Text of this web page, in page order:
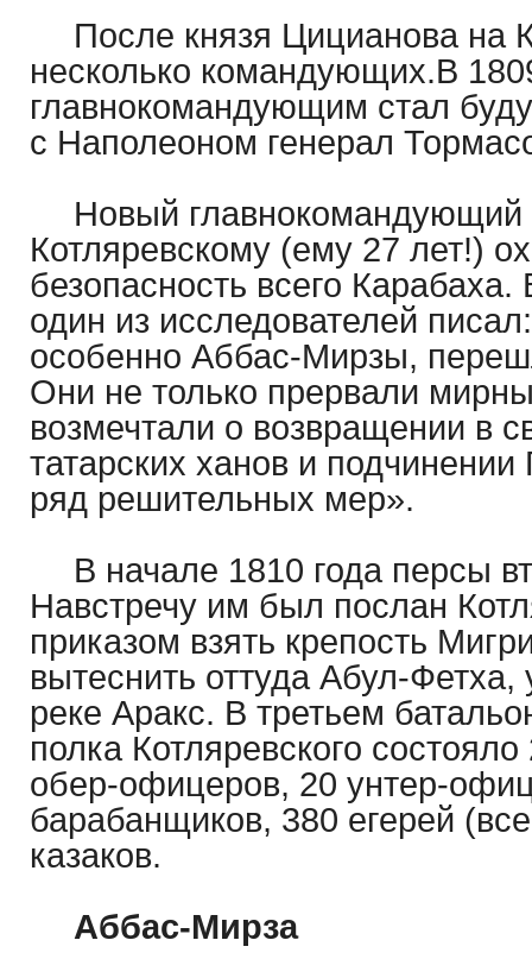
После князя Цицианова на
несколько командующих.В
главнокомандующим стал
с Наполеоном генерал
Новый главнокомандующий
Котляревскому (ему 27 лет!)
безопасность всего
один из исследователей
особенно Аббас-Мирзы,
Они не только прервали
возмечтали о возвращении в
татарских ханов и
ряд решительных мер».
В начале 1810 года персы
Навстречу им был послан
приказом взять крепость
вытеснить оттуда Абул-Фетха,
реке Аракс. В третьем
полка Котляревского
обер-офицеров, 20 унтер-
барабанщиков, 380 егерей
казаков.
Аббас-Мирза